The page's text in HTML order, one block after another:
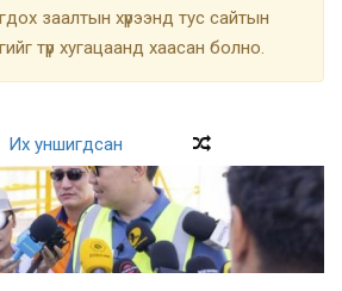
заалтын хүрээнд тус сайтын
түр хугацаанд хаасан болно.
Их уншигдсан